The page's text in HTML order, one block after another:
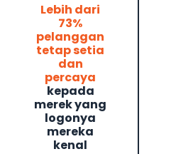
Lebih dari
73%
pelanggan
tetap setia
dan
percaya
kepada
merek yang
logonya
mereka
kenal